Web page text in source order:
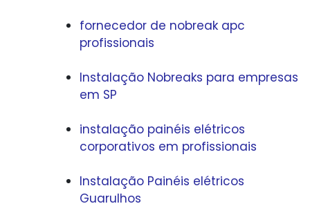
fornecedor de nobreak apc
profissionais
Instalação Nobreaks para empresas
em SP
instalação painéis elétricos
corporativos em profissionais
Instalação Painéis elétricos
Guarulhos